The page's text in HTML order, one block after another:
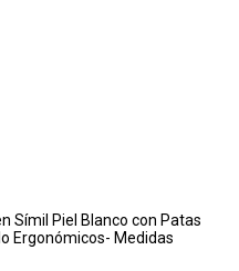
Símil Piel Blanco con Patas
Ergonómicos- Medidas